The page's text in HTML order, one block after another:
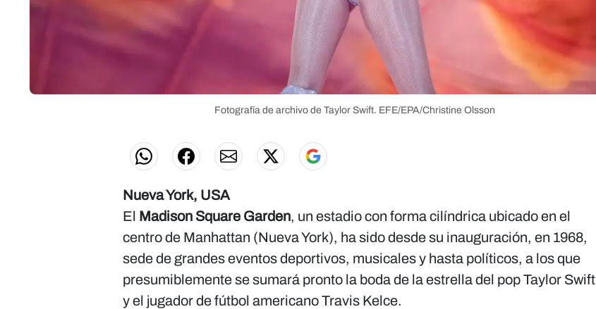
Fotografía de archivo de Taylor Swift. EFE/EPA/Christine Olsson
Nueva York, USA
El Madison Square Garden, un estadio con forma cilíndrica ubicado en el
centro de Manhattan (Nueva York), ha sido desde su inauguración, en 1968,
sede de grandes eventos deportivos, musicales y hasta políticos, a los que
presumiblemente se sumará pronto la boda de la estrella del pop Taylor Swift
y el jugador de fútbol americano Travis Kelce.